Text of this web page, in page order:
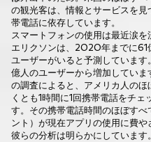
の観光客は、情報とサービスを見
帯電話に依存しています。
スマートフォンの使用は最近涙を
エリクソンは、2020年までに61
ユーザーがいると予測していま
億人のユーザーから増加していま
の調査によると、アメリカ人の
くとも1時間に1回携帯電話をチェ
す。その携帯電話時間のほぼす
ント）が現在アプリの使用に費や
彼らの分析は明らかにしています